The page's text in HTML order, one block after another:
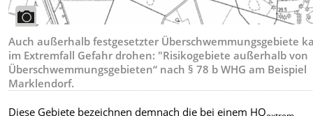
Auch außerhalb festgesetzter Überschwemmungsgebiete
im Extremfall Gefahr drohen: "Risikogebiete außerhalb von
Überschwemmungsgebieten“ nach § 78 b WHG am Beispiel
Marklendorf.
Diese Gebiete bezeichnen demnach die bei einem HQ